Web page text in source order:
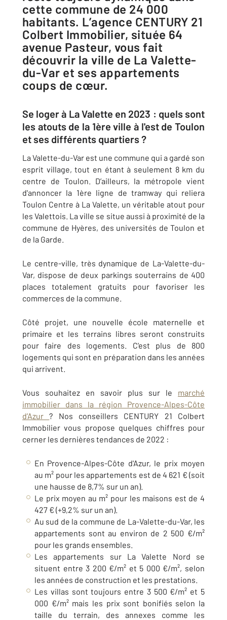
cette commune de 24 000
habitants. L’agence CENTURY 21
Colbert Immobilier, située 64
avenue Pasteur, vous fait
découvrir la ville de La Valette-
du-Var et ses appartements
coups de cœur.
Se loger à La Valette en 2023 : quels sont
les atouts de la 1ère ville à l'est de Toulon
et ses différents quartiers ?
La Valette-du-Var est une commune qui a gardé son
esprit village, tout en étant à seulement 8 km du
centre de Toulon. D’ailleurs, la métropole vient
d'annoncer la 1ère ligne de tramway qui reliera
Toulon Centre à La Valette, un véritable atout pour
les Valettois. La ville se situe aussi à proximité de la
commune de Hyères, des universités de Toulon et
de la Garde.
Le centre-ville, très dynamique de La-Valette-du-
Var, dispose de deux parkings souterrains de 400
places totalement gratuits pour favoriser les
commerces de la commune.
Côté projet, une nouvelle école maternelle et
primaire et les terrains libres seront construits
pour faire des logements. C'est plus de 800
logements qui sont en préparation dans les années
qui arrivent.
Vous souhaitez en savoir plus sur le marché
immobilier dans la région Provence-Alpes-Côte
d’Azur? Nos conseillers CENTURY 21 Colbert
Immobilier vous propose quelques chiffres pour
cerner les dernières tendances de 2022 :
En Provence-Alpes-Côte d'Azur, le prix moyen
au m² pour les appartements est de 4 621 € (soit
une hausse de 8,7% sur un an).
Le prix moyen au m² pour les maisons est de 4
427 € (+9,2% sur un an).
Au sud de la commune de La-Valette-du-Var, les
appartements sont au environ de 2 500 €/m²
pour les grands ensembles.
Les appartements sur La Valette Nord se
situent entre 3 200 €/m² et 5 000 €/m², selon
les années de construction et les prestations.
Les villas sont toujours entre 3 500 €/m² et 5
000 €/m² mais les prix sont bonifiés selon la
taille du terrain, des annexes comme les